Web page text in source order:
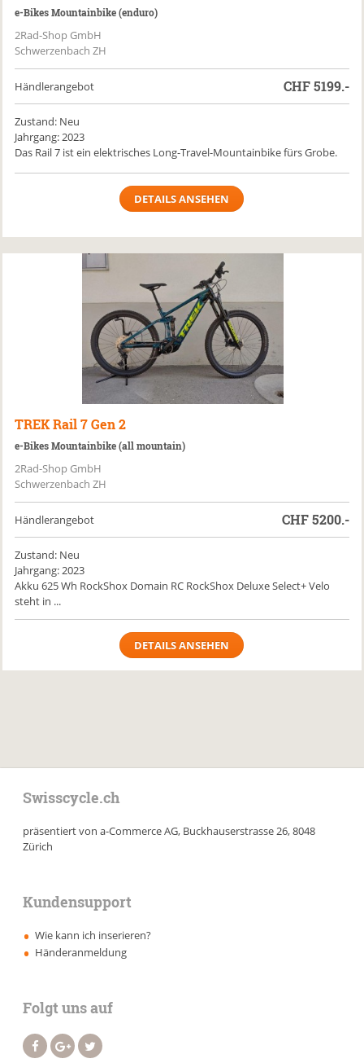
e-Bikes Mountainbike (enduro)
2Rad-Shop GmbH
Schwerzenbach ZH
Händlerangebot CHF5199.-
Zustand: Neu
Jahrgang: 2023
Das Rail 7 ist ein elektrisches Long-Travel-Mountainbike fürs Grobe.
DETAILS ANSEHEN
TREK Rail 7 Gen 2
e-Bikes Mountainbike (all mountain)
2Rad-Shop GmbH
Schwerzenbach ZH
Händlerangebot CHF5200.-
Zustand: Neu
Jahrgang: 2023
Akku 625 Wh RockShox Domain RC RockShox Deluxe Select+ Velo
steht in ...
DETAILS ANSEHEN
Swisscycle.ch
präsentiert von a-Commerce AG, Buckhauserstrasse 26, 8048
Zürich
Kundensupport
Wie kann ich inserieren?
Händeranmeldung
Folgt uns auf